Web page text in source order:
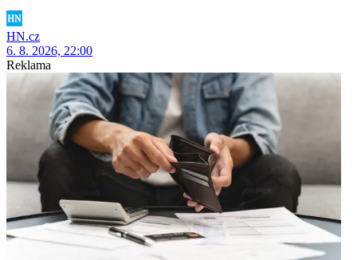
HN.cz
6. 8. 2026, 22:00
Reklama